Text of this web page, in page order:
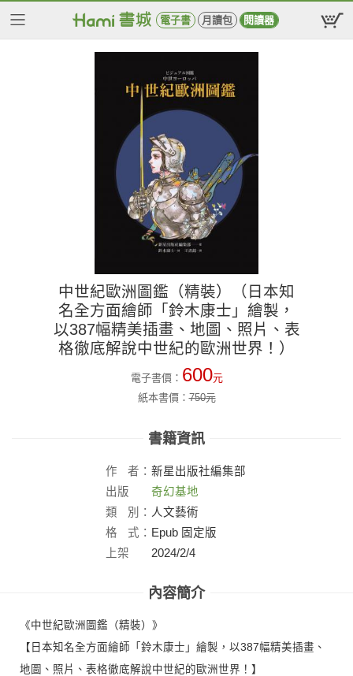
電子書 月讀包 閱讀器
中世紀歐洲圖鑑（精裝）（日本知
名全方面繪師「鈴木康士」繪製，
以387幅精美插畫、地圖、照片、表
格徹底解說中世紀的歐洲世界！）
電子書價： 600元
紙本書價：750元
書籍資訊
作 者： 新星出版社編集部
出版
社：
奇幻基地
類
別： 人文藝術
格
式： Epub 固定版
上架
2024/2/4
內容簡介
《中世紀歐洲圖鑑（精裝）》
【日本知名全方面繪師「鈴木康士」繪製，以387幅精美插畫、
地圖、照片、表格徹底解說中世紀的歐洲世界！】